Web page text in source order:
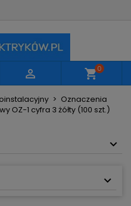
 shopping_cart0
Oznaczenia
OZ-1 cyfra 3 żółty (100 szt.)
Utwórz listę życzeń
produkty na
Anuluj Zaloguj się